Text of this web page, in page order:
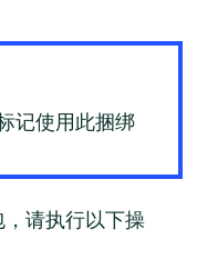
记使用此捆绑
，请执行以下操